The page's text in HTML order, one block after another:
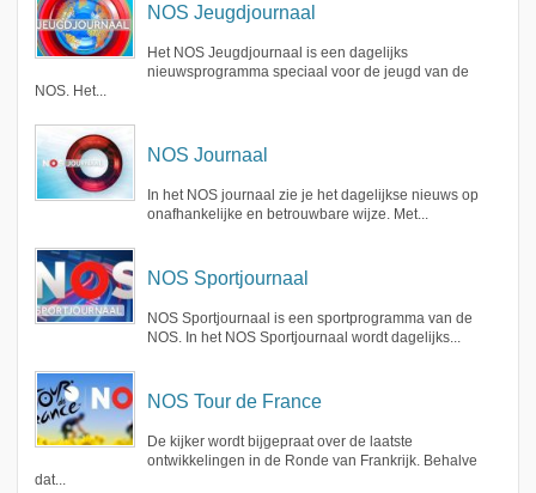
NOS Jeugdjournaal
Het NOS Jeugdjournaal is een dagelijks
nieuwsprogramma speciaal voor de jeugd van de
NOS. Het...
NOS Journaal
In het NOS journaal zie je het dagelijkse nieuws op
onafhankelijke en betrouwbare wijze. Met...
NOS Sportjournaal
NOS Sportjournaal is een sportprogramma van de
NOS. In het NOS Sportjournaal wordt dagelijks...
NOS Tour de France
De kijker wordt bijgepraat over de laatste
ontwikkelingen in de Ronde van Frankrijk. Behalve
dat...